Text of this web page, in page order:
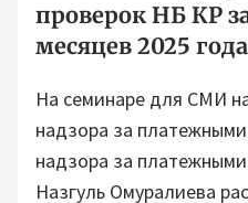
проверок НБ КР
месяцев 2025 года
На семинаре для СМИ
надзора за
надзора за
Назгуль Омуралиева